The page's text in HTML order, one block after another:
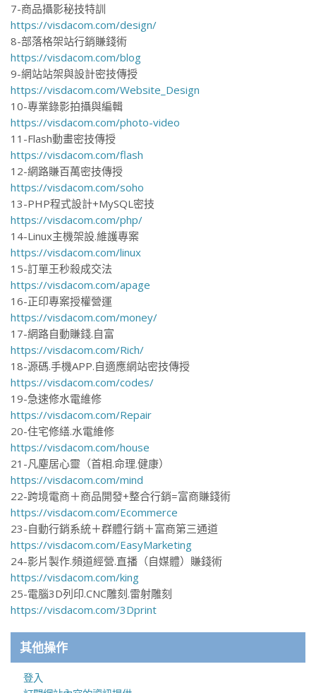
7-商品攝影秘技特訓
https://visdacom.com/design/
8-部落格架站行銷賺錢術
https://visdacom.com/blog
9-網站站架與設計密技傳授
https://visdacom.com/Website_Design
10-專業錄影拍攝與編輯
https://visdacom.com/photo-video
11-Flash動畫密技傳授
https://visdacom.com/flash
12-網路賺百萬密技傳授
https://visdacom.com/soho
13-PHP程式設計+MySQL密技
https://visdacom.com/php/
14-Linux主機架設.維護專案
https://visdacom.com/linux
15-訂單王秒殺成交法
https://visdacom.com/apage
16-正印專案授權營運
https://visdacom.com/money/
17-網路自動賺錢.自富
https://visdacom.com/Rich/
18-源碼.手機APP.自適應網站密技傳授
https://visdacom.com/codes/
19-急速修水電維修
https://visdacom.com/Repair
20-住宅修繕.水電維修
https://visdacom.com/house
21-凡塵居心靈（首相.命理.健康）
https://visdacom.com/mind
22-跨境電商＋商品開發+整合行銷=富商賺錢術
https://visdacom.com/Ecommerce
23-自動行銷系統＋群體行銷＋富商第三通道
https://visdacom.com/EasyMarketing
24-影片製作.頻道經營.直播（自媒體）賺錢術
https://visdacom.com/king
25-電腦3D列印.CNC雕刻.雷射雕刻
https://visdacom.com/3Dprint
其他操作
登入